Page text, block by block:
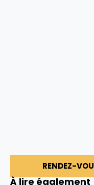
RENDEZ-
À lire également